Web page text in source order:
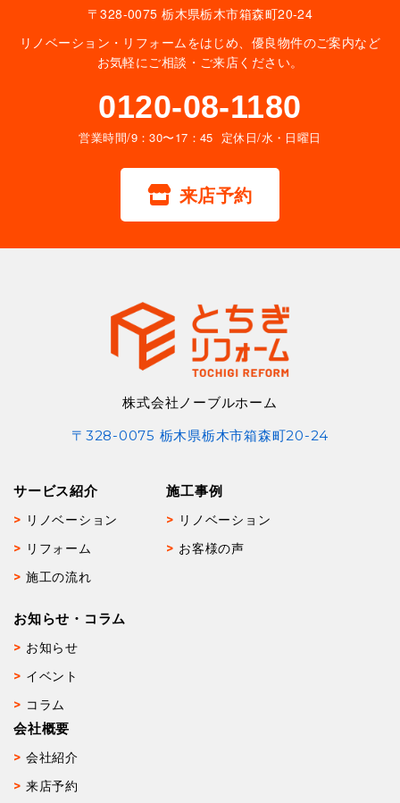
〒328-0075 栃木県栃木市箱森町20-24
リノベーション・リフォームをはじめ、優良物件のご案内など
お気軽にご相談・ご来店ください。
0120-08-1180
営業時間/9：30〜17：45 定休日/水・日曜日
来店予約
株式会社ノーブルホーム
〒328-0075 栃木県栃木市箱森町20-24
サービス紹介
リノベーション
リフォーム
施工の流れ
施工事例
リノベーション
お客様の声
お知らせ・コラム
お知らせ
イベント
コラム
会社概要
会社紹介
来店予約